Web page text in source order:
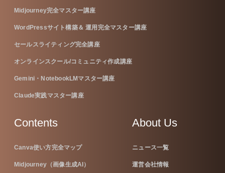
Midjourney完全マスター講座
WordPressサイト構築＆ 運用完全マスター講座
セールスライティング完全講座
オンラインスクール/コミュニティ作成講座
Gemini・NotebookLMマスター講座
Claude実践マスター講座
Contents
Canva使い方完全マップ
Midjourney（画像生成AI）
About Us
ニュース一覧
運営会社情報